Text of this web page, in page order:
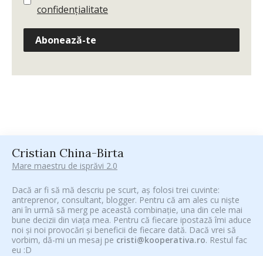
confidențialitate
Abonează-te
Cristian China-Birta
Mare maestru de isprăvi 2.0
Dacă ar fi să mă descriu pe scurt, aș folosi trei cuvinte:
antreprenor, consultant, blogger. Pentru că am ales cu niște
ani în urmă să merg pe această combinație, una din cele mai
bune decizii din viața mea. Pentru că fiecare ipostază îmi aduce
noi și noi provocări și beneficii de fiecare dată. Dacă vrei să
vorbim, dă-mi un mesaj pe cristi@kooperativa.ro. Restul fac
eu :D